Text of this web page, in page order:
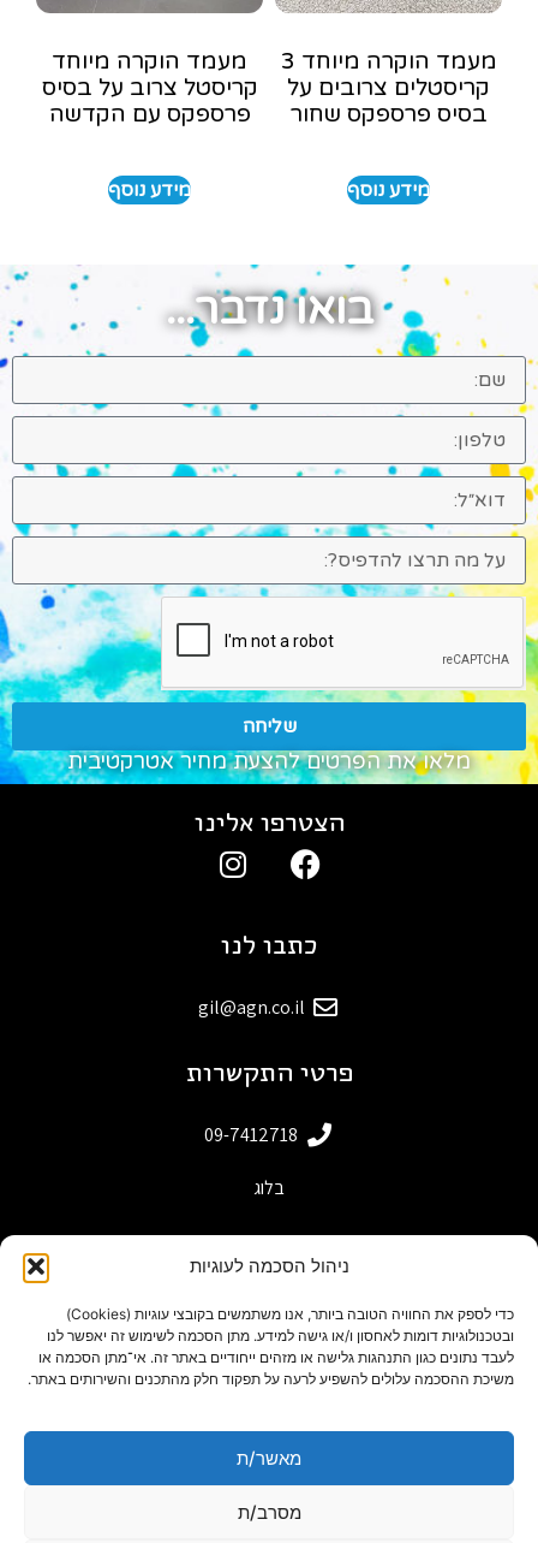
ניהול הסכמה לעוגיות
כדי לספק את החוויה הטובה ביותר, אנו משתמשים בקובצי עוגיות (Cookies)
ובטכנולוגיות דומות לאחסון ו/או גישה למידע. מתן הסכמה לשימוש זה יאפשר לנו
לעבד נתונים כגון התנהגות גלישה או מזהים ייחודיים באתר זה. אי־מתן הסכמה או
משיכת ההסכמה עלולים להשפיע לרעה על תפקוד חלק מהתכנים והשירותים באתר.
מאשר/ת
מסרב/ת
מעמד הוקרה מיוחד 3
קריסטלים צרובים על
בסיס פרספקס שחור
מידע נוסף
מעמד הוקרה מיוחד
קריסטל צרוב על בסיס
פרספקס עם הקדשה
מידע נוסף
בואו נדבר...
שליחה
מלאו את הפרטים להצעת מחיר אטרקטיבית
פרטי התקשרות
09-7412718
בלוג
כתבו לנו
gil@agn.co.il
הצטרפו אלינו
powered by adactive
תנאי שימוש באתר